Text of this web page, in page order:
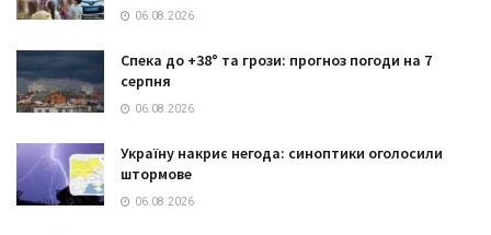
06.08.2026
Спека до +38° та грози: прогноз погоди на 7
серпня
06.08.2026
Україну накриє негода: синоптики оголосили
штормове
06.08.2026